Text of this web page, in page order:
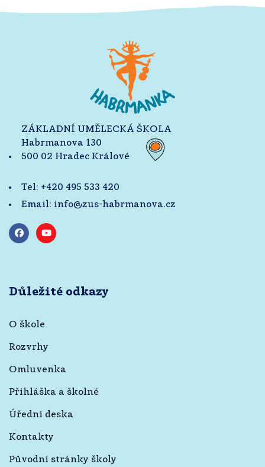
ZÁKLADNÍ UMĚLECKÁ ŠKOLA
Habrmanova 130
500 02 Hradec Králové
Tel: +420 495 533 420
Email: info@zus-habrmanova.cz
Důležité odkazy
O škole
Rozvrhy
Omluvenka
Přihláška a školné
Úřední deska
Kontakty
Původní stránky školy